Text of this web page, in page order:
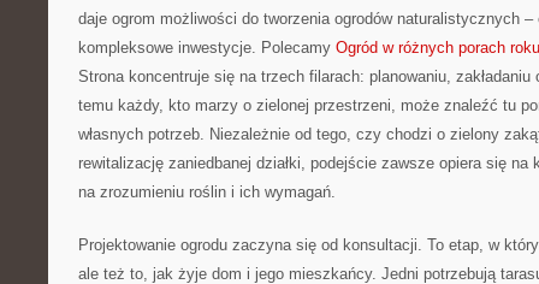
daje ogrom możliwości do tworzenia ogrodów naturalistycznych –
kompleksowe inwestycje. Polecamy Ogród w różnych porach roku
Strona koncentruje się na trzech filarach: planowaniu, zakładaniu
temu każdy, kto marzy o zielonej przestrzeni, może znaleźć tu
własnych potrzeb. Niezależnie od tego, czy chodzi o zielony
rewitalizację zaniedbanej działki, podejście zawsze opiera się na
na zrozumieniu roślin i ich wymagań.
Projektowanie ogrodu zaczyna się od konsultacji. To etap, w
ale też to, jak żyje dom i jego mieszkańcy. Jedni potrzebują